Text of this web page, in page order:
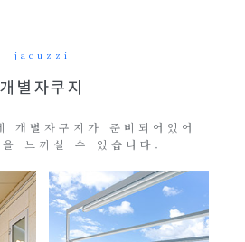
jacuzzi
개별자쿠지
별자쿠지가 준비되어있어
느끼실 수 있습니다.